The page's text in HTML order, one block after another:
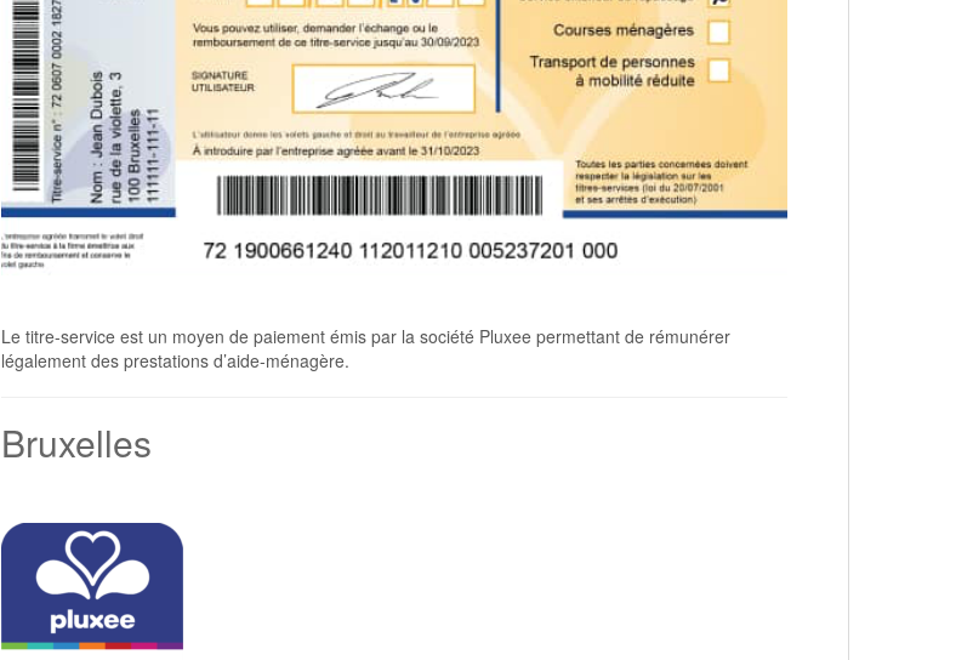
Le titre-service est un moyen de paiement émis par la société Pluxee permettant de rémunérer
légalement des prestations d’aide-ménagère.
Bruxelles